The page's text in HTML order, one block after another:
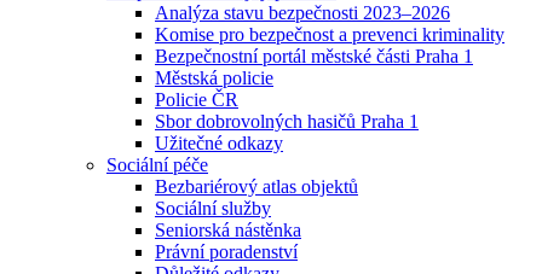
Analýza stavu bezpečnosti 2023–2026
Komise pro bezpečnost a prevenci kriminality
Bezpečnostní portál městské části Praha 1
Městská policie
Policie ČR
Sbor dobrovolných hasičů Praha 1
Užitečné odkazy
Sociální péče
Bezbariérový atlas objektů
Sociální služby
Seniorská nástěnka
Právní poradenství